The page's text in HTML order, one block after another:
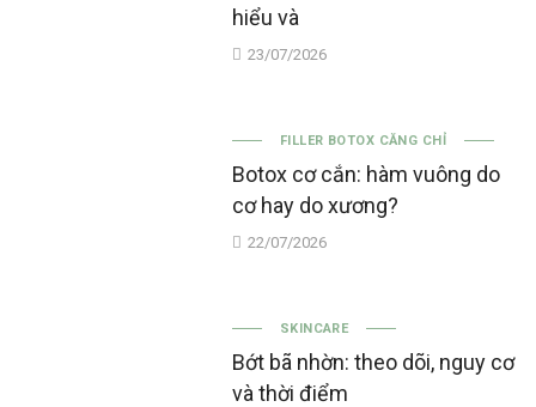
hiểu và
23/07/2026
FILLER BOTOX CĂNG CHỈ
Botox cơ cắn: hàm vuông do
cơ hay do xương?
22/07/2026
SKINCARE
Bớt bã nhờn: theo dõi, nguy cơ
và thời điểm